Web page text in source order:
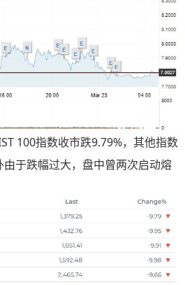
100指数收市跌9.79%，其他指数
于跌幅过大，盘中曾两次启动熔